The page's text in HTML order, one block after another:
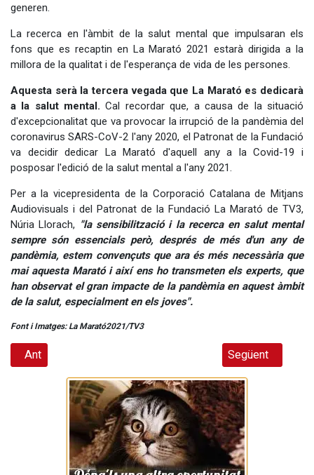
generen.
La recerca en l'àmbit de la salut mental que impulsaran els
fons que es recaptin en La Marató 2021 estarà dirigida a la
millora de la qualitat i de l'esperança de vida de les persones.
Aquesta serà la tercera vegada que La Marató es dedicarà
a la salut mental. Cal recordar que, a causa de la situació
d'excepcionalitat que va provocar la irrupció de la pandèmia del
coronavirus SARS-CoV-2 l'any 2020, el Patronat de la Fundació
va decidir dedicar La Marató d'aquell any a la Covid-19 i
posposar l'edició de la salut mental a l'any 2021.
Per a la vicepresidenta de la Corporació Catalana de Mitjans
Audiovisuals i del Patronat de la Fundació La Marató de TV3,
Núria Llorach, "la sensibilització i la recerca en salut mental
sempre són essencials però, després de més d'un any de
pandèmia, estem convençuts que ara és més necessària que
mai aquesta Marató i així ens ho transmeten els experts, que
han observat el gran impacte de la pandèmia en aquest àmbit
de la salut, especialment en els joves".
Font i Imatges: La Marató2021/TV3
Article anterior: Avui: La Marató i els trastorns mentals
Ant Article següent:
Següent